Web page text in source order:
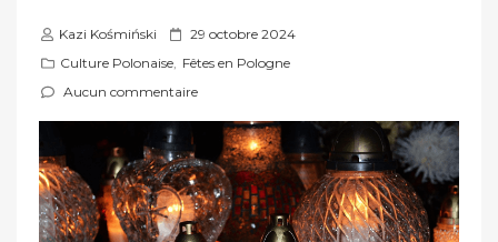
Kazi Kośmiński
P
u
b
é
s
u
29 octobre 2024
Culture Polonaise, Fêtes en Pologne
Aucun commentaire